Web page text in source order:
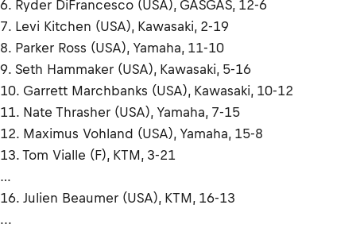
6. Ryder DiFrancesco (USA), GASGAS, 12-6
7. Levi Kitchen (USA), Kawasaki, 2-19
8. Parker Ross (USA), Yamaha, 11-10
9. Seth Hammaker (USA), Kawasaki, 5-16
10. Garrett Marchbanks (USA), Kawasaki, 10-12
11. Nate Thrasher (USA), Yamaha, 7-15
12. Maximus Vohland (USA), Yamaha, 15-8
13. Tom Vialle (F), KTM, 3-21
…
16. Julien Beaumer (USA), KTM, 16-13
...